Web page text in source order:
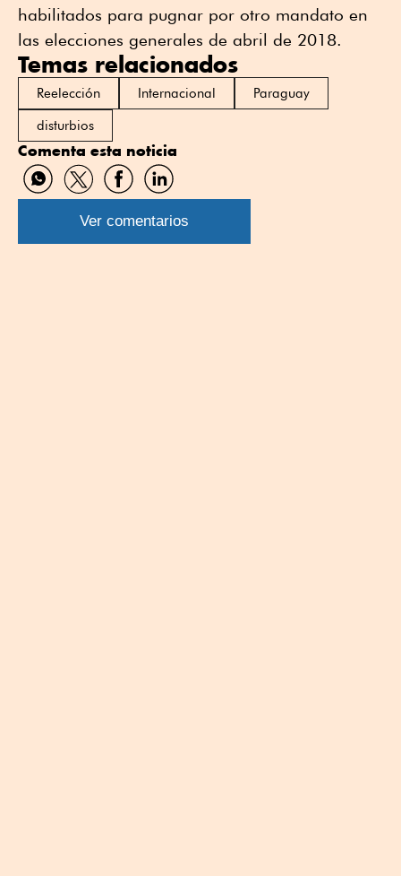
habilitados para pugnar por otro mandato en
las elecciones generales de abril de 2018.
Temas relacionados
Reelección Internacional
Paraguay
disturbios
Comenta esta noticia
Compartir
por
WhatsApp
Compartir
por
Twitter
Compartir
por
Facebook
Compartir
por
Linkedin
Ver comentarios